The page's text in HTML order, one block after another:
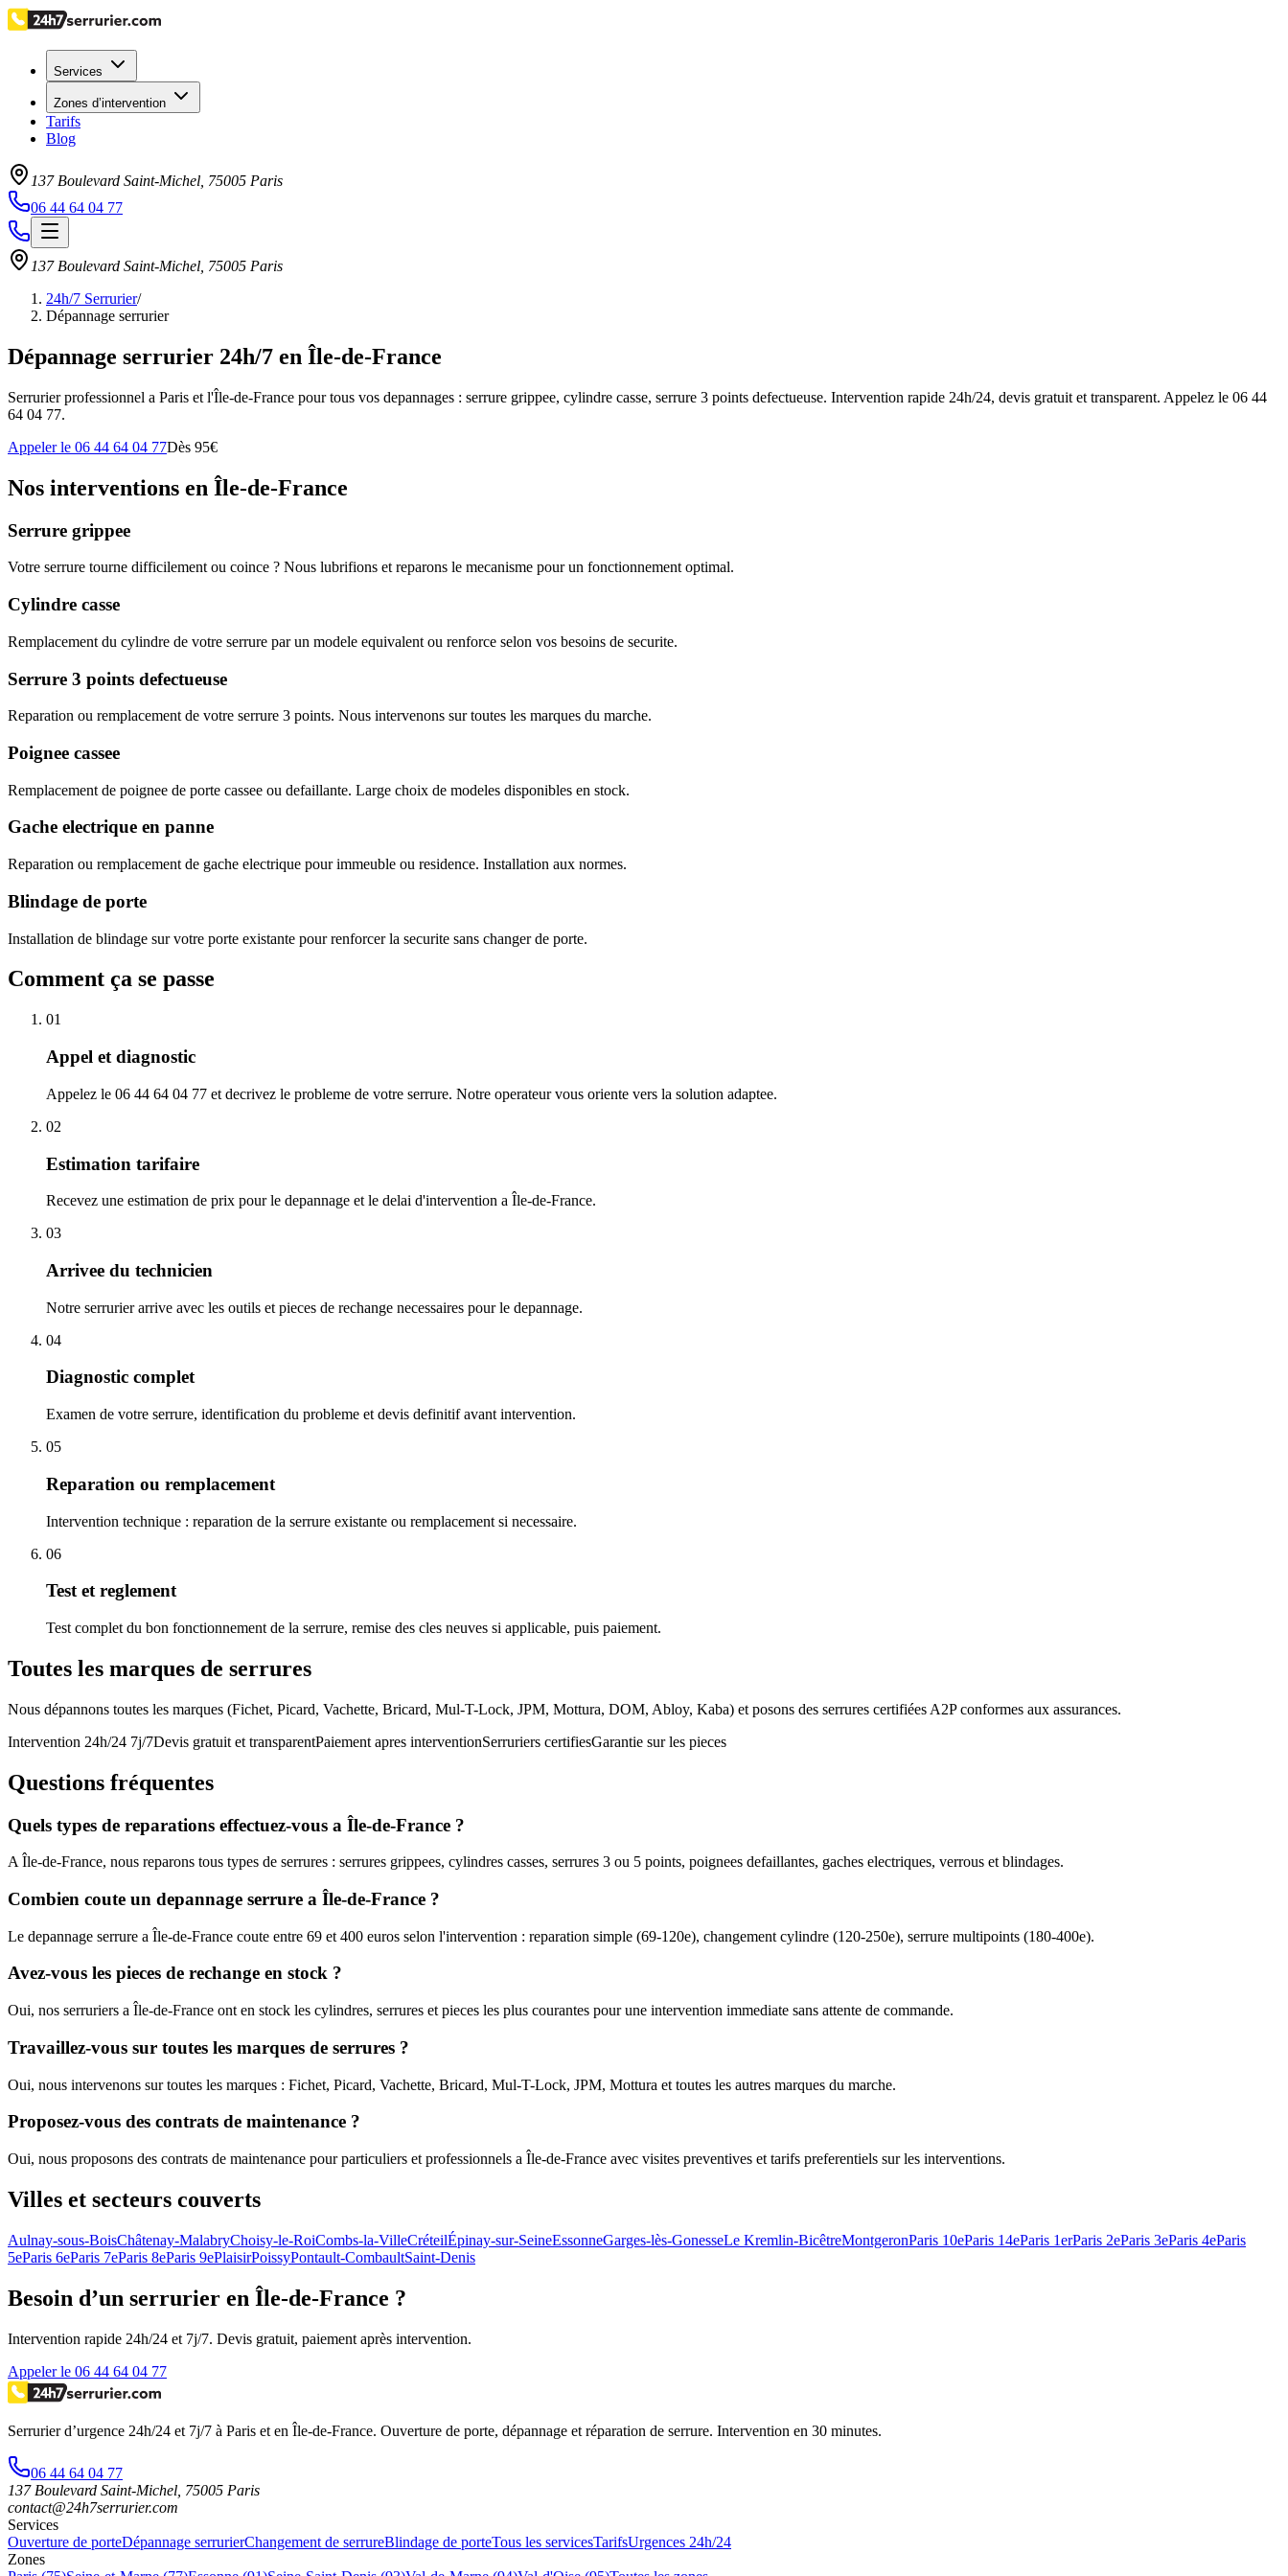
Services
Zones d’intervention
Tarifs
Blog
137 Boulevard Saint-Michel 75005 Paris
06 44 64 04 77
137 Boulevard Saint-Michel 75005 Paris
24h/7 Serrurier/
Dépannage serrurier
Dépannage serrurier 24h/7 en Île-de-France
Serrurier professionnel a Paris et l'Île-de-France pour tous vos depannages : serrure grippee, cylindre casse, serrure 3 points defectueuse. Intervention rapide 24h/24, devis gratuit et transparent. Appelez le 06 44
64 04 77.
Appeler le 06 44 64 04 77Dès 95€
Nos interventions en Île-de-France
Serrure grippee
Votre serrure tourne difficilement ou coince ? Nous lubrifions et reparons le mecanisme pour un fonctionnement optimal.
Cylindre casse
Remplacement du cylindre de votre serrure par un modele equivalent ou renforce selon vos besoins de securite.
Serrure 3 points defectueuse
Reparation ou remplacement de votre serrure 3 points. Nous intervenons sur toutes les marques du marche.
Poignee cassee
Remplacement de poignee de porte cassee ou defaillante. Large choix de modeles disponibles en stock.
Gache electrique en panne
Reparation ou remplacement de gache electrique pour immeuble ou residence. Installation aux normes.
Blindage de porte
Installation de blindage sur votre porte existante pour renforcer la securite sans changer de porte.
Comment ça se passe
01
Appel et diagnostic
Appelez le 06 44 64 04 77 et decrivez le probleme de votre serrure. Notre operateur vous oriente vers la solution adaptee.
02
Estimation tarifaire
Recevez une estimation de prix pour le depannage et le delai d'intervention a Île-de-France.
03
Arrivee du technicien
Notre serrurier arrive avec les outils et pieces de rechange necessaires pour le depannage.
04
Diagnostic complet
Examen de votre serrure, identification du probleme et devis definitif avant intervention.
05
Reparation ou remplacement
Intervention technique : reparation de la serrure existante ou remplacement si necessaire.
06
Test et reglement
Test complet du bon fonctionnement de la serrure, remise des cles neuves si applicable, puis paiement.
Toutes les marques de serrures
Nous dépannons toutes les marques (Fichet, Picard, Vachette, Bricard, Mul-T-Lock, JPM, Mottura, DOM, Abloy, Kaba) et posons des serrures certifiées A2P conformes aux assurances.
Intervention 24h/24 7j/7Devis gratuit et transparentPaiement apres interventionSerruriers certifiesGarantie sur les pieces
Questions fréquentes
Quels types de reparations effectuez-vous a Île-de-France ?
A Île-de-France, nous reparons tous types de serrures : serrures grippees, cylindres casses, serrures 3 ou 5 points, poignees defaillantes, gaches electriques, verrous et blindages.
Combien coute un depannage serrure a Île-de-France ?
Le depannage serrure a Île-de-France coute entre 69 et 400 euros selon l'intervention : reparation simple (69-120e), changement cylindre (120-250e), serrure multipoints (180-400e).
Avez-vous les pieces de rechange en stock ?
Oui, nos serruriers a Île-de-France ont en stock les cylindres, serrures et pieces les plus courantes pour une intervention immediate sans attente de commande.
Travaillez-vous sur toutes les marques de serrures ?
Oui, nous intervenons sur toutes les marques : Fichet, Picard, Vachette, Bricard, Mul-T-Lock, JPM, Mottura et toutes les autres marques du marche.
Proposez-vous des contrats de maintenance ?
Oui, nous proposons des contrats de maintenance pour particuliers et professionnels a Île-de-France avec visites preventives et tarifs preferentiels sur les interventions.
Villes et secteurs couverts
Aulnay-sous-BoisChâtenay-MalabryChoisy-le-RoiCombs-la-VilleCréteilÉpinay-sur-SeineEssonneGarges-lès-GonesseLe Kremlin-BicêtreMontgeronParis 10eParis 14eParis 1erParis 2eParis 3eParis 4eParis
5eParis 6eParis 7eParis 8eParis 9ePlaisirPoissyPontault-CombaultSaint-Denis
Besoin d’un serrurier en Île-de-France ?
Intervention rapide 24h/24 et 7j/7. Devis gratuit, paiement après intervention.
Appeler le 06 44 64 04 77
Serrurier d’urgence 24h/24 et 7j/7 à Paris et en Île-de-France. Ouverture de porte, dépannage et réparation de serrure. Intervention en 30 minutes.
06 44 64 04 77
137 Boulevard Saint-Michel 75005 Paris
contact@24h7serrurier.com
Services
Ouverture de porteDépannage serrurierChangement de serrureBlindage de porteTous les servicesTarifsUrgences 24h/24
Zones